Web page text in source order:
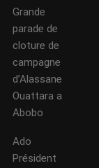
Grande
parade de
cloture de
campagne
d’Alassane
Ouattara a
Abobo
Ado
Président